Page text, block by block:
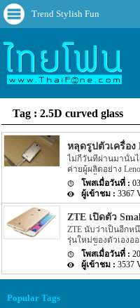
Trend Stylish Fun
Tag : 2.5D curved glass
หลุดรูปตัวเครื่อง
ไม่กี่วันที่ผ่านมานั้นไ
ค่ายผู้ผลิตอย่าง
แฟนๆ นั้นได้ทราบกั
benchmark ของตัวเ
เว็บไซต์
ได้ทำการทดสอบตัว
ละเอียดตอนนั้นไม่ไ
ล่าสุดนั้นกลับมีรูปขอ
โดยรายละเอียดล่าสุ
Lenovo Vibe P2 อ
จะไม่เกินเดือนสิงหา
เครื่องเพิ่มเติมออกม
3367
ZTE เปิดตัว
ZTE นับว่าเป็นอีกห
รุ่นใหม่ของตัวเอง
Honor นั้นเอง โดย
ว่า Small Fresh 4
Smartphone จากป
อย่าง Small Fresh
3537
Popular Tags